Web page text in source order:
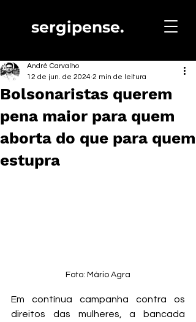
sergipense.
Bolsonaristas querem
pena maior para quem
aborta do que para quem
estupra
André Carvalho
12 de jun. de 2024 2 min de leitura
Foto: Mário Agra
Em contínua campanha contra os
direitos das mulheres, a bancada